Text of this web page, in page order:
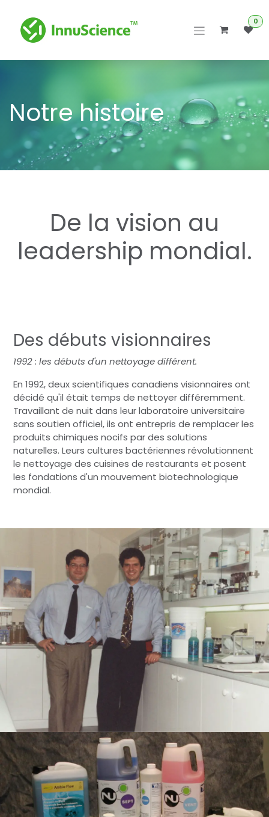
0
Notre histoire
De la vision au
leadership mondial.
Des débuts visionnaires
1992 : les débuts d'un nettoyage différent.
En 1992, deux scientifiques canadiens visionnaires ont
décidé qu'il était temps de nettoyer différemment.
Travaillant de nuit dans leur laboratoire universitaire
sans soutien officiel, ils ont entrepris de remplacer les
produits chimiques nocifs par des solutions
naturelles. Leurs cultures bactériennes révolutionnent
le nettoyage des cuisines de restaurants et posent
les fondations d'un mouvement biotechnologique
mondial.